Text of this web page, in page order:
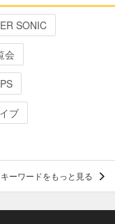
SONIC
会
ブ
キーワードをもっと見る